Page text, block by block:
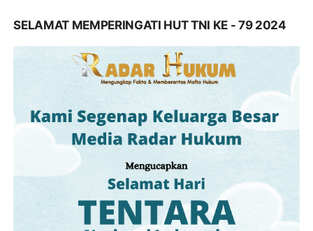
SELAMAT MEMPERINGATI HUT TNI KE - 79 2024